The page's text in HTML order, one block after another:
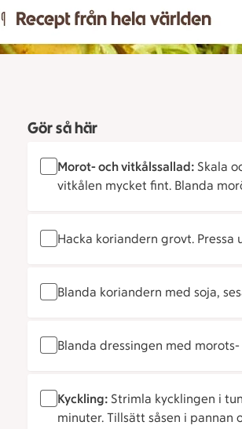
Gör så här
Morot- och vitkålssallad: Skala
vitkålen mycket fint. Blanda
Hacka koriandern grovt. Pressa
Blanda koriandern med soja,
Blanda dressingen med
Kyckling: Strimla kycklingen i
minuter. Tillsätt såsen i pannan